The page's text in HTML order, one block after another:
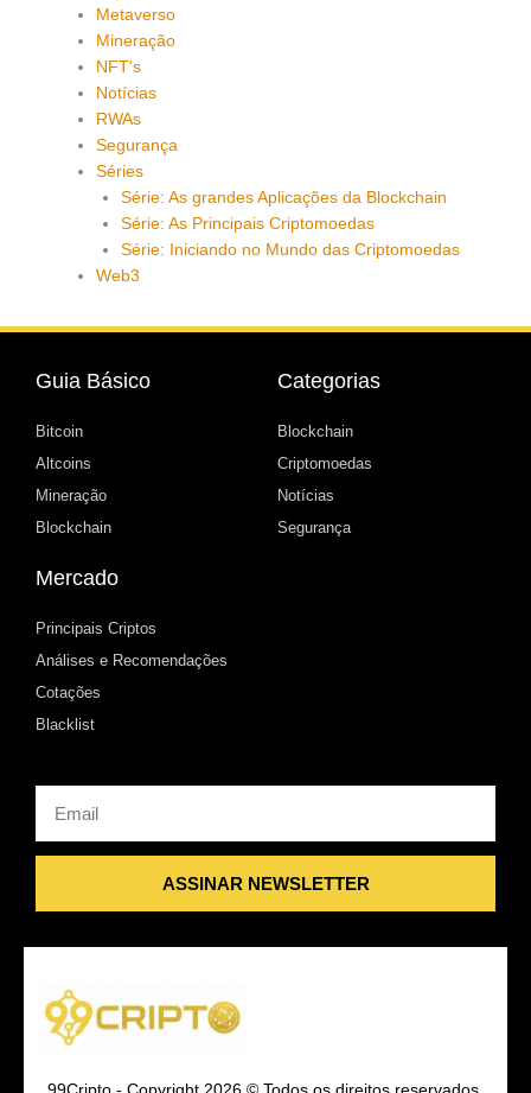
Metaverso
Mineração
NFT's
Notícias
RWAs
Segurança
Séries
Série: As grandes Aplicações da Blockchain
Série: As Principais Criptomoedas
Série: Iniciando no Mundo das Criptomoedas
Web3
Guia Básico
Bitcoin
Altcoins
Mineração
Blockchain
Categorias
Blockchain
Criptomoedas
Notícias
Segurança
Mercado
Principais Criptos
Análises e Recomendações
Cotações
Blacklist
ASSINAR NEWSLETTER
99Cripto - Copyright 2026 © Todos os direitos reservados.